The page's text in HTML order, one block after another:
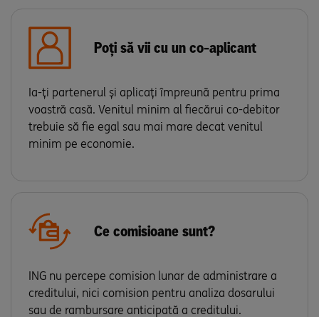
Poți să vii cu un co-aplicant
Ia-ți partenerul și aplicați împreună pentru prima
voastră casă. Venitul minim al fiecărui co-debitor
trebuie să fie egal sau mai mare decat venitul
minim pe economie.
Ce comisioane sunt?
ING nu percepe comision lunar de administrare a
creditului, nici comision pentru analiza dosarului
sau de rambursare anticipată a creditului.